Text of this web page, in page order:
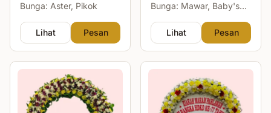
Bunga: Aster, Pikok
Lihat Pesan
Bunga: Mawar, Baby's
Lihat
Pesan